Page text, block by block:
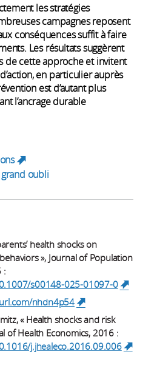
les stratégies
campagnes reposent
conséquences suffit à faire
Les résultats suggèrent
de cette approche et invitent
en particulier auprès
est d’autant plus
l’ancrage durable
(link is external)
oubli
health shocks on
», Journal of Population
:
s00148-025-01097-0
(link
nhdn4p54
(link is
external)
« Health shocks and risk
of Health Economics, 2016 :
j.jhealeco.2016.09.006